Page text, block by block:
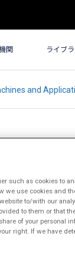
関 ライブラ
and
such as cookies to
we use cookies and
to/with our
to them or that
of your personal
right. If we have